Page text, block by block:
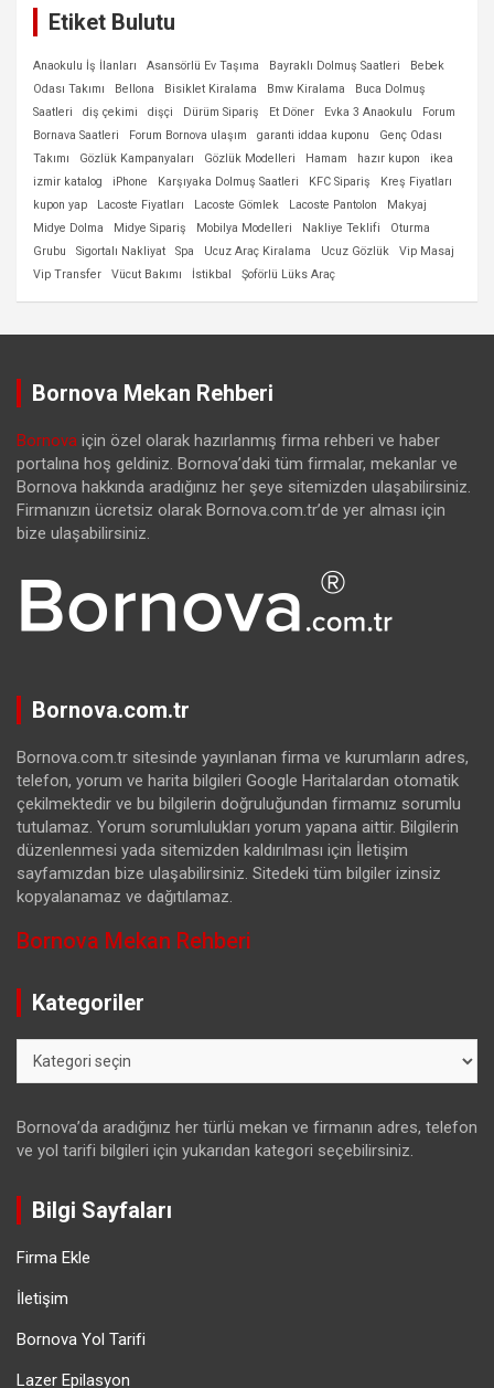
Etiket Bulutu
Anaokulu İş İlanları Asansörlü Ev Taşıma Bayraklı Dolmuş Saatleri
Bebek
Odası Takımı
Bellona Bisiklet Kiralama Bmw Kiralama
Buca Dolmuş
Saatleri
diş çekimi dişçi Dürüm Sipariş Et Döner Evka 3 Anaokulu
Forum
Bornava Saatleri
Forum Bornova ulaşım garanti iddaa kuponu
Genç Odası
Takımı
Gözlük Kampanyaları Gözlük Modelleri Hamam hazır kupon
ikea
izmir katalog
iPhone Karşıyaka Dolmuş Saatleri KFC Sipariş
Kreş Fiyatları
kupon yap
Lacoste Fiyatları Lacoste Gömlek Lacoste Pantolon
Makyaj
Midye Dolma
Midye Sipariş Mobilya Modelleri Nakliye Teklifi
Oturma
Grubu
Sigortalı Nakliyat Spa Ucuz Araç Kiralama Ucuz Gözlük
Vip Masaj
Vip Transfer
Vücut Bakımı İstikbal Şoförlü Lüks Araç
Bornova Mekan Rehberi
Bornova için özel olarak hazırlanmış firma rehberi ve haber
portalına hoş geldiniz. Bornova’daki tüm firmalar, mekanlar ve
Bornova hakkında aradığınız her şeye sitemizden ulaşabilirsiniz.
Firmanızın ücretsiz olarak Bornova.com.tr’de yer alması için
bize ulaşabilirsiniz.
Bornova.com.tr
Bornova.com.tr sitesinde yayınlanan firma ve kurumların adres,
telefon, yorum ve harita bilgileri Google Haritalardan otomatik
çekilmektedir ve bu bilgilerin doğruluğundan firmamız sorumlu
tutulamaz. Yorum sorumlulukları yorum yapana aittir. Bilgilerin
düzenlenmesi yada sitemizden kaldırılması için İletişim
sayfamızdan bize ulaşabilirsiniz. Sitedeki tüm bilgiler izinsiz
kopyalanamaz ve dağıtılamaz.
Bornova Mekan Rehberi
Kategoriler
Bornova’da aradığınız her türlü mekan ve firmanın adres, telefon
ve yol tarifi bilgileri için yukarıdan kategori seçebilirsiniz.
Bilgi Sayfaları
Firma Ekle
İletişim
Bornova Yol Tarifi
Lazer Epilasyon